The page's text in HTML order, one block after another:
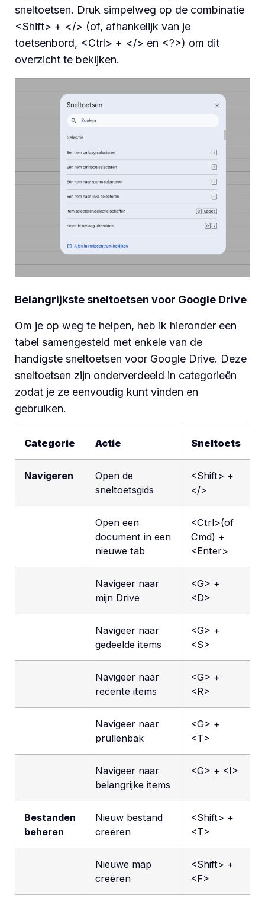
sneltoetsen. Druk simpelweg op de combinatie
<Shift> + </> (of, afhankelijk van je
toetsenbord, <Ctrl> + </> en <?>) om dit
overzicht te bekijken.
Belangrijkste sneltoetsen voor Google Drive
Om je op weg te helpen, heb ik hieronder een
tabel samengesteld met enkele van de
handigste sneltoetsen voor Google Drive. Deze
sneltoetsen zijn onderverdeeld in categorieën
zodat je ze eenvoudig kunt vinden en
gebruiken.
Categorie Actie Sneltoets
Navigeren
Open de
sneltoetsgids
<Shift> +
</>
Open een
document in een
nieuwe tab
<Ctrl>(of
Cmd) +
<Enter>
Navigeer naar
mijn Drive
<G> +
<D>
Navigeer naar
gedeelde items
<G> +
<S>
Navigeer naar
recente items
<G> +
<R>
Navigeer naar
prullenbak
<G> +
<T>
Navigeer naar
belangrijke items
<G> + <I>
Bestanden
beheren
Nieuw bestand
creëren
<Shift> +
<T>
Nieuwe map
creëren
<Shift> +
<F>